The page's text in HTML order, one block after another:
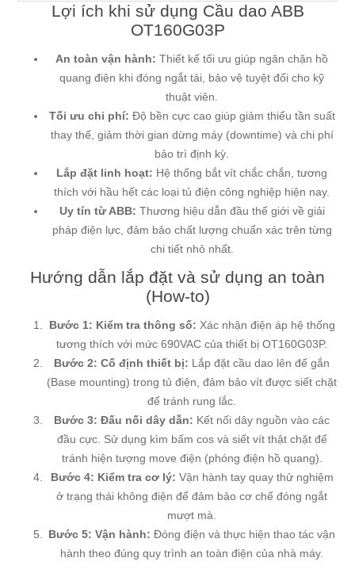
Lợi ích khi sử dụng Cầu dao ABB
OT160G03P
An toàn vận hành: Thiết kế tối ưu giúp ngăn chặn hồ
quang điện khi đóng ngắt tải, bảo vệ tuyệt đối cho kỹ
thuật viên.
Tối ưu chi phí: Độ bền cực cao giúp giảm thiểu tần suất
thay thế, giảm thời gian dừng máy (downtime) và chi phí
bảo trì định kỳ.
Lắp đặt linh hoạt: Hệ thống bắt vít chắc chắn, tương
thích với hầu hết các loại tủ điện công nghiệp hiện nay.
Uy tín từ ABB: Thương hiệu dẫn đầu thế giới về giải
pháp điện lực, đảm bảo chất lượng chuẩn xác trên từng
chi tiết nhỏ nhất.
Hướng dẫn lắp đặt và sử dụng an toàn
(How-to)
Bước 1: Kiểm tra thông số: Xác nhận điện áp hệ thống
tương thích với mức 690VAC của thiết bị OT160G03P.
Bước 2: Cố định thiết bị: Lắp đặt cầu dao lên đế gắn
(Base mounting) trong tủ điện, đảm bảo vít được siết chặt
để tránh rung lắc.
Bước 3: Đấu nối dây dẫn: Kết nối dây nguồn vào các
đầu cực. Sử dụng kìm bấm cos và siết vít thật chặt để
tránh hiện tượng move điện (phóng điện hồ quang).
Bước 4: Kiểm tra cơ lý: Vận hành tay quay thử nghiệm
ở trạng thái không điện để đảm bảo cơ chế đóng ngắt
mượt mà.
Bước 5: Vận hành: Đóng điện và thực hiện thao tác vận
hành theo đúng quy trình an toàn điện của nhà máy.